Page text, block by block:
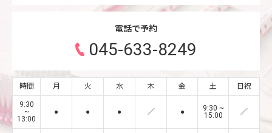
電話で予約
045-633-8249
時間 月 火 水 木 金 土 日祝
9:30
~
13:00
● ● ● ／ ●
9:30 ~
15:00
／